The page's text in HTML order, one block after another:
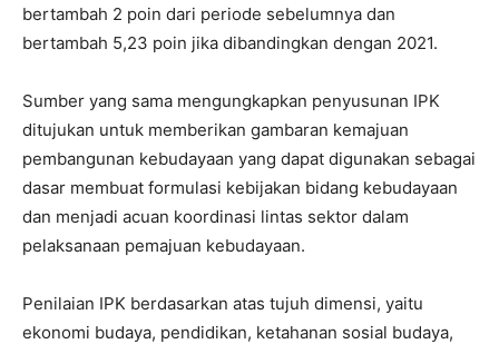
bertambah 2 poin dari periode sebelumnya dan
bertambah 5,23 poin jika dibandingkan dengan 2021.
Sumber yang sama mengungkapkan penyusunan IPK
ditujukan untuk memberikan gambaran kemajuan
pembangunan kebudayaan yang dapat digunakan sebagai
dasar membuat formulasi kebijakan bidang kebudayaan
dan menjadi acuan koordinasi lintas sektor dalam
pelaksanaan pemajuan kebudayaan.
Penilaian IPK berdasarkan atas tujuh dimensi, yaitu
ekonomi budaya, pendidikan, ketahanan sosial budaya,